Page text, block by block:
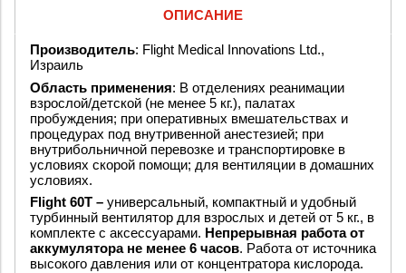
ОПИСАНИЕ
Производитель: Flight Medical Innovations Ltd.,
Израиль
Область применения: В отделениях реанимации
взрослой/детской (не менее 5 кг.), палатах
пробуждения; при оперативных вмешательствах и
процедурах под внутривенной анестезией; при
внутрибольничной перевозке и транспортировке в
условиях скорой помощи; для вентиляции в домашних
условиях.
Flight 60T – универсальный, компактный и удобный
турбинный вентилятор для взрослых и детей от 5 кг., в
комплекте с аксессуарами. Непрерывная работа от
аккумулятора не менее 6 часов. Работа от источника
высокого давления или от концентратора кислорода.